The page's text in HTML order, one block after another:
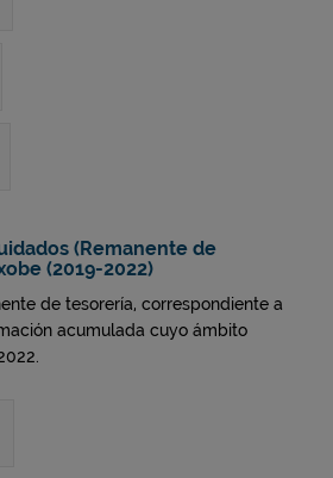
(Remanente de
(2019-2022)
de tesorería, correspondiente a
acumulada cuyo ámbito